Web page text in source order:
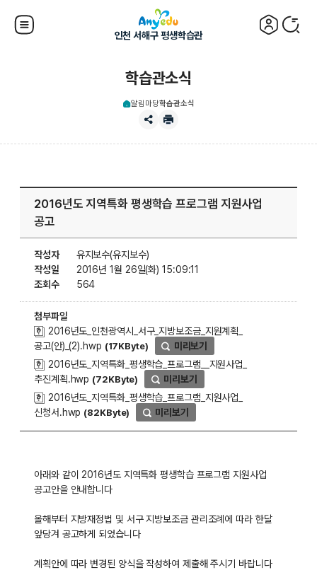
인천 서해구 평생학습관
학습관소식
알림마당학습관소식
2016년도 지역특화 평생학습 프로그램 지원사업
공고
작성자
유지보수(유지보수)
작성일
2016년 1월 26일(화) 15:09:11
조회수
564
첨부파일
2016년도_인천광역시_서구_지방보조금_지원계획_
공고(안)_(2).hwp (17KByte)
미리보기
2016년도_지역특화_평생학습_프로그램__지원사업_
추진계획.hwp (72KByte)
미리보기
2016년도_지역특화_평생학습_프로그램_지원사업_
신청서.hwp (82KByte) 미리보기
아래와 같이 2016년도 지역특화 평생학습 프로그램 지원사업
공고안을 안내합니다
올해부터 지방재정법 및 서구 지방보조금 관리조례에 따라 한달
앞당겨 공고하게 되었습니다
계획안에 따라 변경된 양식을 작성하여 제출해 주시기 바랍니다